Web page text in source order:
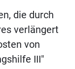
die durch
verlängert
von
III"